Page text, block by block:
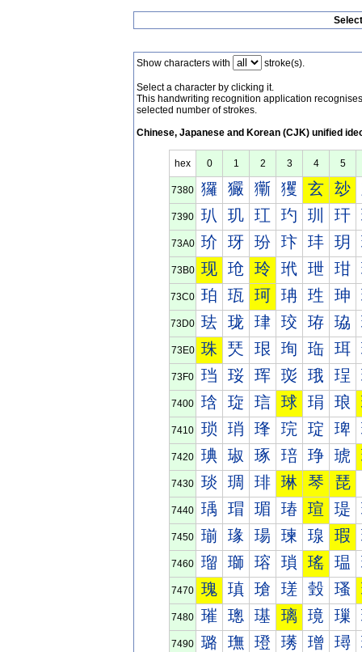
Show characters with stroke(s).
Select a character by clicking it.
This handwriting recognition application
selected number of strokes.
Chinese, Japanese and Korean (CJK) unified
hex 0 1 2 3 4 5
7380 玀 玁 玂 玃 玄 玅
7390 玐 玑 玒 玓 玔 玕
73A0 玠 玡 玢 玣 玤 玥
73B0 现 玱 玲 玳 玴 玵
73C0 珀 珁 珂 珃 珄 珅
73D0 珐 珑 珒 珓 珔 珕
73E0 珠 珡 珢 珣 珤 珥
73F0 珰 珱 珲 珳 珴 珵
7400 琀 琁 琂 球 琄 琅
7410 琐 琑 琒 琓 琔 琕
7420 琠 琡 琢 琣 琤 琥
7430 琰 琱 琲 琳 琴 琵
7440 瑀 瑁 瑂 瑃 瑄 瑅
7450 瑐 瑑 瑒 瑓 瑔 瑕
7460 瑠 瑡 瑢 瑣 瑤 瑥
7470 瑰 瑱 瑲 瑳 瑴 瑵
7480 璀 璁 璂 璃 璄 璅
7490 璐 璑 璒 璓 璔 璕